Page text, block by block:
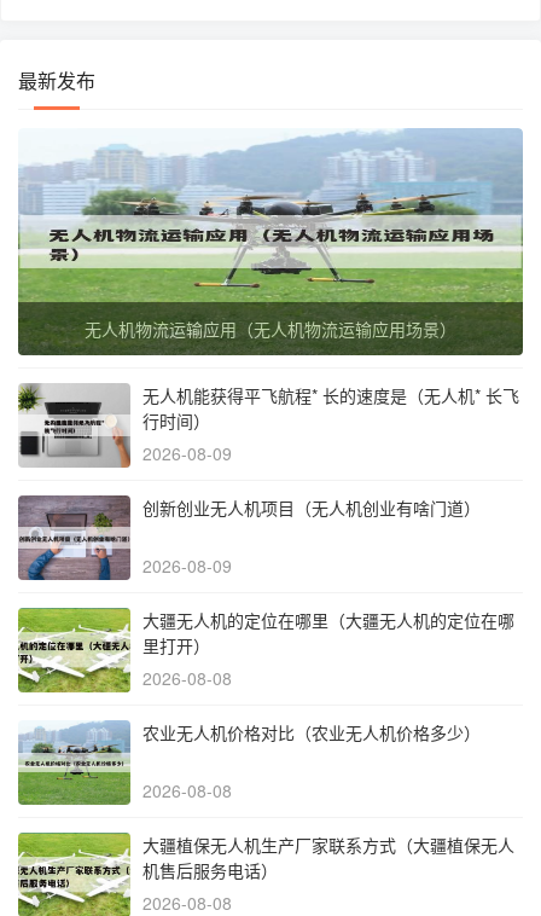
最新发布
无人机物流运输应用（无人机物流运输应用场景）
无人机能获得平飞航程* 长的速度是（无人机* 长飞
行时间）
2026-08-09
创新创业无人机项目（无人机创业有啥门道）
2026-08-09
大疆无人机的定位在哪里（大疆无人机的定位在哪
里打开）
2026-08-08
农业无人机价格对比（农业无人机价格多少）
2026-08-08
大疆植保无人机生产厂家联系方式（大疆植保无人
机售后服务电话）
2026-08-08